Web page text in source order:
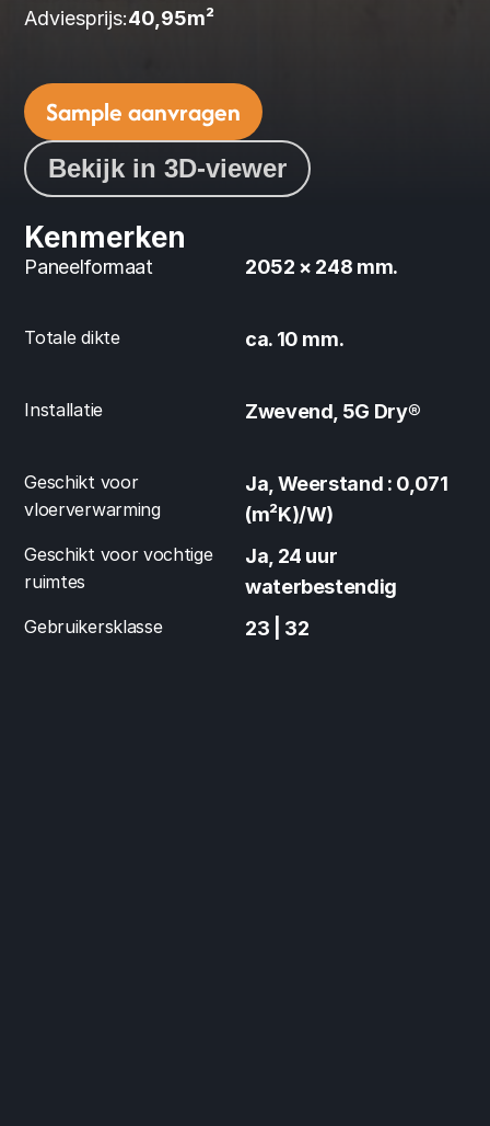
Adviesprijs:40,95m²
Sample aanvragen
Bekijk in 3D-viewer
Kenmerken
Paneelformaat 2052 × 248 mm.
Totale dikte ca. 10 mm.
Installatie Zwevend, 5G Dry®
Geschikt voor
vloerverwarming
Ja, Weerstand : 0,071
(m²K)/W)
Geschikt voor vochtige
ruimtes
Ja, 24 uur
waterbestendig
Gebruikersklasse 23 | 32